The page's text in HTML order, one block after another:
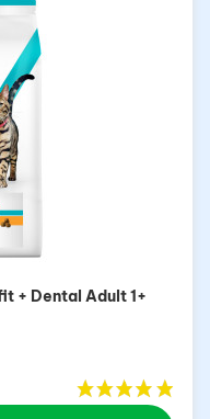
+ Dental Adult 1+